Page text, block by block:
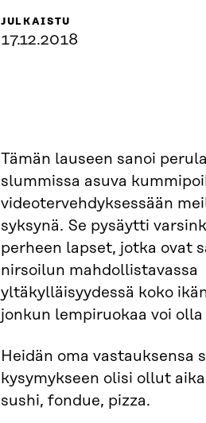
JULKAISTU
17.12.2018
Tämän lauseen sanoi
slummissa asuva
videotervehdyksessään
syksynä. Se pysäytti
perheen lapset, jotka ovat
nirsoilun mahdollistavassa
yltäkylläisyydessä koko
jonkun lempiruokaa voi olla
Heidän oma vastauksensa
kysymykseen olisi ollut
sushi, fondue, pizza.